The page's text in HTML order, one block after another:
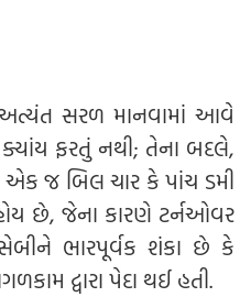
અત્યંત સરળ માનવામાં આવે
ફરતું નથી; તેના બદલે,
જ બિલ ચાર કે પાંચ ડમી
છે, જેના કારણે ટર્નઓવર
ભારપૂર્વક શંકા છે કે
દ્વારા પેદા થઈ હતી.